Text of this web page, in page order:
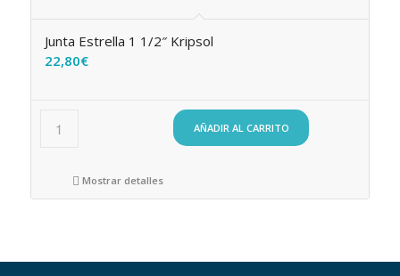
Junta Estrella 1 1/2″ Kripsol
22,80€
AÑADIR AL CARRITO
Mostrar detalles